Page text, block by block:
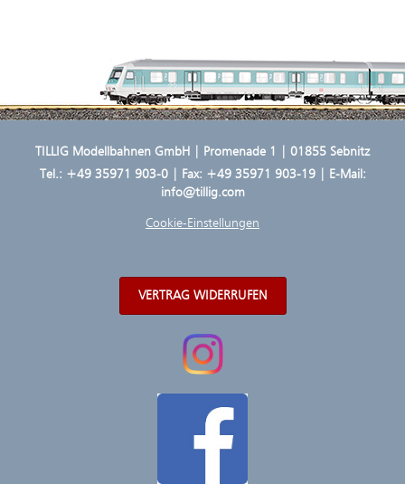
TILLIG Modellbahnen GmbH | Promenade 1 | 01855 Sebnitz
Tel.: +49 35971 903-0| Fax: +49 35971 903-19 | E-Mail:
info@tillig.com
Cookie-Einstellungen
VERTRAG WIDERRUFEN